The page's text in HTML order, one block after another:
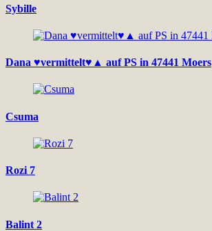
Sybille
Dana ♥vermittelt♥▲ auf PS in 47441 Moers
Csuma
Rozi 7
Balint 2